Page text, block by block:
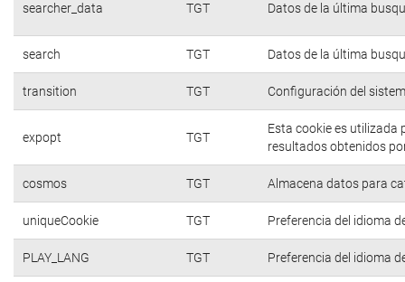
searcher_data TGT Datos de la última
search TGT Datos de la última
transition TGT Configuración del
expopt TGT
Esta cookie es utilizada
resultados obtenidos
cosmos TGT Almacena datos para
uniqueCookie TGT Preferencia del idioma
PLAY_LANG TGT Preferencia del idioma